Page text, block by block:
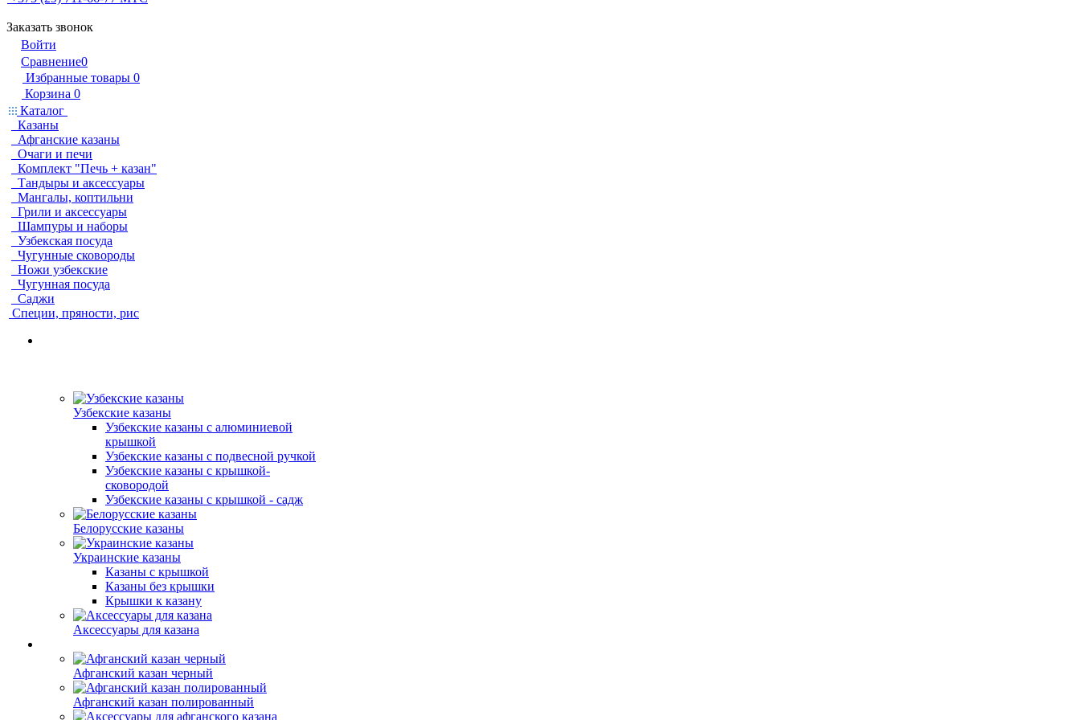
Заказать звонок
Войти
Сравнение0
Избранные товары 0
Корзина 0
Каталог
Казаны
Афганские казаны
Очаги и печи
Комплект "Печь + казан"
Тандыры и аксессуары
Мангалы, коптильни
Грили и аксессуары
Шампуры и наборы
Узбекская посуда
Чугунные сковороды
Ножи узбекские
Чугунная посуда
Саджи
Специи, пряности, рис
Узбекские казаны
Узбекские казаны с алюминиевой
крышкой
Узбекские казаны с подвесной ручкой
Узбекские казаны с крышкой-
сковородой
Узбекские казаны с крышкой - садж
Белорусские казаны
Украинские казаны
Казаны с крышкой
Казаны без крышки
Крышки к казану
Аксессуары для казана
Афганский казан черный
Афганский казан полированный